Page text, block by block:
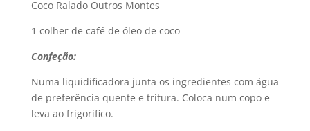
Coco Ralado Outros Montes
1 colher de café de óleo de coco
Confeção:
Numa liquidificadora junta os ingredientes com água
de preferência quente e tritura. Coloca num copo e
leva ao frigorífico.